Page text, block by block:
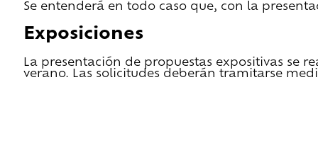
Se entenderá en todo caso que, con la
Exposiciones
La presentación de propuestas expositivas se
verano. Las solicitudes deberán tramitarse